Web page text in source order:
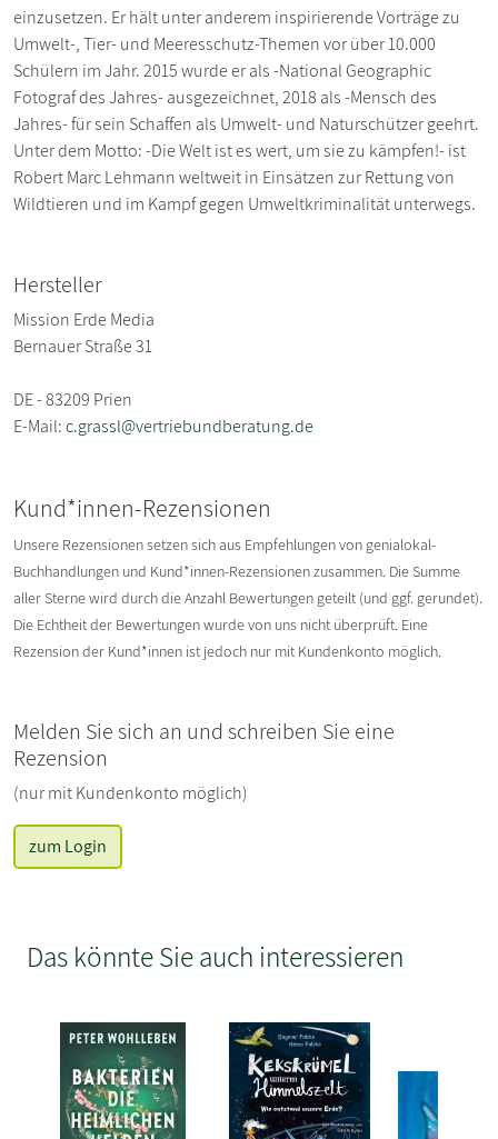
einzusetzen. Er hält unter anderem inspirierende Vorträge zu
Umwelt-, Tier- und Meeresschutz-Themen vor über 10.000
Schülern im Jahr. 2015 wurde er als -National Geographic
Fotograf des Jahres- ausgezeichnet, 2018 als -Mensch des
Jahres- für sein Schaffen als Umwelt- und Naturschützer geehrt.
Unter dem Motto: -Die Welt ist es wert, um sie zu kämpfen!- ist
Robert Marc Lehmann weltweit in Einsätzen zur Rettung von
Wildtieren und im Kampf gegen Umweltkriminalität unterwegs.
Hersteller
Mission Erde Media
Bernauer Straße 31
DE - 83209 Prien
E-Mail:c.grassl@vertriebundberatung.de
Kund*innen-Rezensionen
Unsere Rezensionen setzen sich aus Empfehlungen von genialokal-
Buchhandlungen und Kund*innen-Rezensionen zusammen. Die Summe
aller Sterne wird durch die Anzahl Bewertungen geteilt (und ggf. gerundet).
Die Echtheit der Bewertungen wurde von uns nicht überprüft. Eine
Rezension der Kund*innen ist jedoch nur mit Kundenkonto möglich.
Melden Sie sich an und schreiben Sie eine
Rezension
(nur mit Kundenkonto möglich)
zum Login
Das könnte Sie auch interessieren